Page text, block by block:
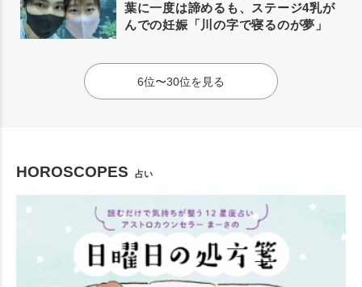
葉に一度は諦めるも、ステージ4乳が
んでの妊娠「川の字で寝るのが夢」
6位〜30位を見る
HOROSCOPES 占い